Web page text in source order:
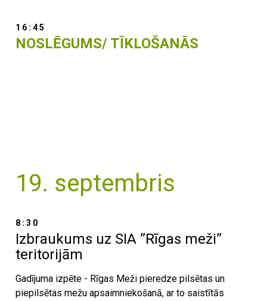
16:45
NOSLĒGUMS/ TĪKLOŠANĀS
19. septembris
8:30
Izbraukums uz SIA ”Rīgas meži”
teritorijām
Gadījuma izpēte - Rīgas Meži pieredze pilsētas un
piepilsētas mežu apsaimniekošanā, ar to saistītās